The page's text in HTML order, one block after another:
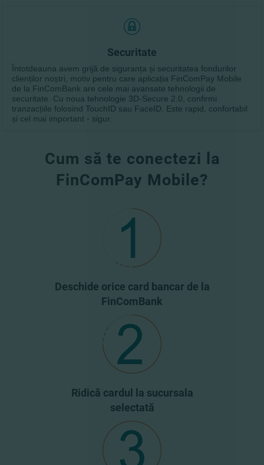
Securitate
Întotdeauna avem grijă de siguranța și securitatea fondurilor
clienților noștri, motiv pentru care aplicația FinComPay Mobile
de la FinComBank are cele mai avansate tehnologii de
securitate. Cu noua tehnologie 3D-Secure 2.0, confirmi
tranzacțiile folosind TouchID sau FaceID. Este rapid, confortabil
și cel mai important - sigur.
Cum să te conectezi la
FinComPay Mobile?
Deschide orice card bancar de la
FinComBank
Ridică cardul la sucursala
selectată